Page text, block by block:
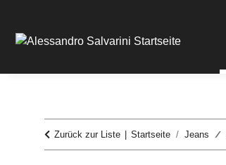
Zurück zur Liste Startseite Jeans